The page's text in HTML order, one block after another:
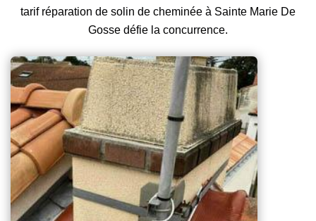
tarif réparation de solin de cheminée à Sainte Marie De
Gosse défie la concurrence.